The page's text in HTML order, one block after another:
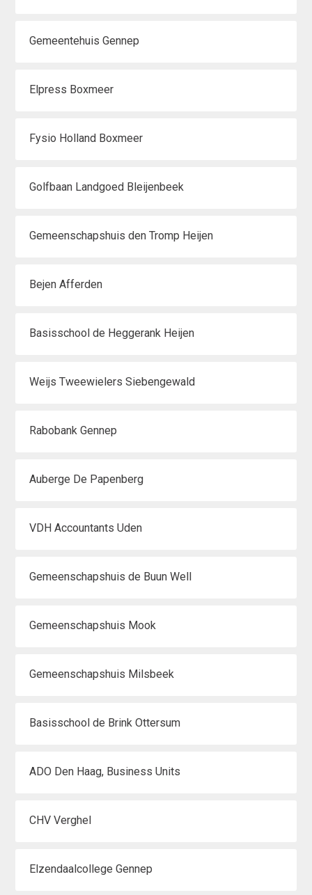
Gemeentehuis Gennep
Elpress Boxmeer
Fysio Holland Boxmeer
Golfbaan Landgoed Bleijenbeek
Gemeenschapshuis den Tromp Heijen
Bejen Afferden
Basisschool de Heggerank Heijen
Weijs Tweewielers Siebengewald
Rabobank Gennep
Auberge De Papenberg
VDH Accountants Uden
Gemeenschapshuis de Buun Well
Gemeenschapshuis Mook
Gemeenschapshuis Milsbeek
Basisschool de Brink Ottersum
ADO Den Haag, Business Units
CHV Verghel
Elzendaalcollege Gennep